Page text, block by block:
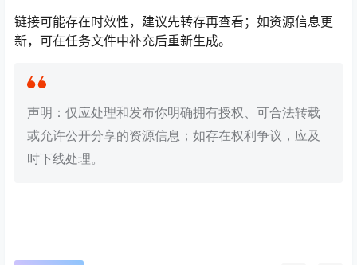
链接可能存在时效性，建议先转存再查看；如资源信息更
新，可在任务文件中补充后重新生成。
声明：仅应处理和发布你明确拥有授权、可合法转载
或允许公开分享的资源信息；如存在权利争议，应及
时下线处理。